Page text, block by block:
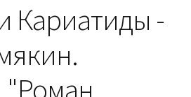
Кариатиды -